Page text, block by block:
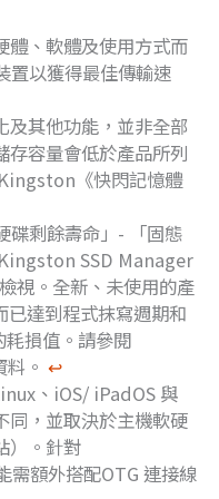
體、軟體及使用方式而
置以獲得最佳傳輸速
及其他功能，並非全部
存容量會低於產品所列
《快閃記憶體
碟剩餘壽命」- 「固態
SSD Manager
視。全新、未使用的產
達到程式抹寫週期和
損值。請參閱
。 ↩︎
、iOS/ iPadOS 與
，並取決於主機軟硬
）。針對
額外搭配OTG 連接線